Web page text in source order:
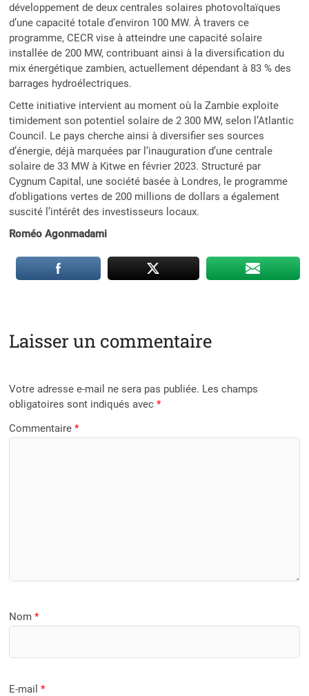
développement de deux centrales solaires photovoltaïques
d’une capacité totale d’environ 100 MW. À travers ce
programme, CECR vise à atteindre une capacité solaire
installée de 200 MW, contribuant ainsi à la diversification du
mix énergétique zambien, actuellement dépendant à 83 % des
barrages hydroélectriques.
Cette initiative intervient au moment où la Zambie exploite
timidement son potentiel solaire de 2 300 MW, selon l’Atlantic
Council. Le pays cherche ainsi à diversifier ses sources
d’énergie, déjà marquées par l’inauguration d’une centrale
solaire de 33 MW à Kitwe en février 2023. Structuré par
Cygnum Capital, une société basée à Londres, le programme
d’obligations vertes de 200 millions de dollars a également
suscité l’intérêt des investisseurs locaux.
Roméo Agonmadami
Laisser un commentaire
Votre adresse e-mail ne sera pas publiée. Les champs
obligatoires sont indiqués avec*
Commentaire*
Nom*
E-mail*